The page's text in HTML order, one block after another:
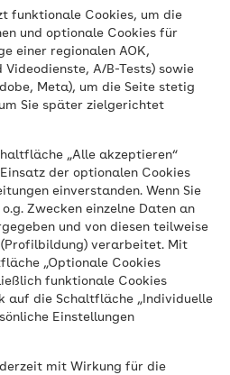
funktionale Cookies, um die
und optionale Cookies für
einer regionalen AOK,
A/B-Tests) sowie
Meta), um die Seite stetig
Sie später zielgerichtet
„Alle akzeptieren“
der optionalen Cookies
einverstanden. Wenn Sie
Zwecken einzelne Daten an
und von diesen teilweise
(Profilbildung) verarbeitet. Mit
„Optionale Cookies
funktionale Cookies
auf die Schaltfläche „Individuelle
Einstellungen
mit Wirkung für die
der AOK
und sorgfältig um
zum Beispiel
Entzündungen und
Veränderungen wie
Welche
die AOK
der
für gesunde
Sie auf diesen